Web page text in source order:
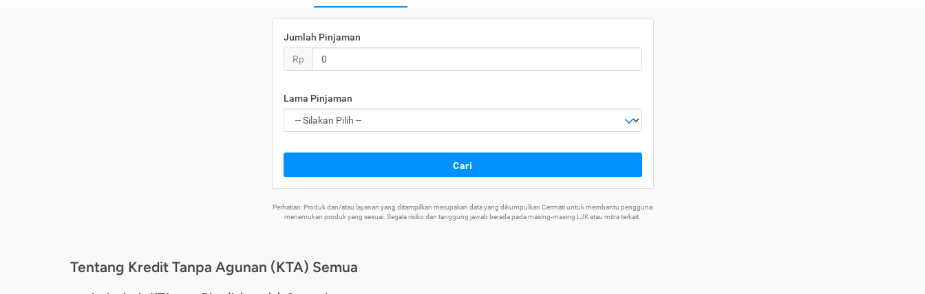
Jumlah Pinjaman
Rp
Lama Pinjaman
Cari
Perhatian: Produk dan/atau layanan yang ditampilkan merupakan data yang dikumpulkan Cermati untuk membantu pengguna
menemukan produk yang sesuai. Segala risiko dan tanggung jawab berada pada masing-masing LJK atau mitra terkait.
Tentang Kredit Tanpa Agunan (KTA) Semua